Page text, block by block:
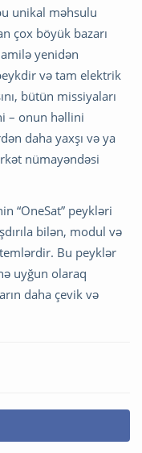
unikal məhsulu
çox böyük bazarı
yenidən
və tam elektrik
bütün missiyaları
– onun həllini
daha yaxşı və ya
nümayəndəsi
“OneSat” peykləri
bilən, modul və
Bu peyklər
uyğun olaraq
daha çevik və